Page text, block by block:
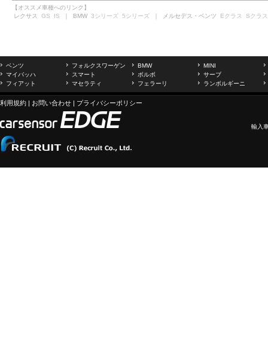
【オススメ車種へのリンク】
レクサス GS IS ｜ BMW 3シリーズ 5シリーズ ｜ メルセデス・ベンツ Eクラス Sクラス
ベンツ フォルクスワーゲン BMW
MINI
マイバッハ
スマート ボルボ
サーブ
フィアット
マセラティ フェラーリ ランボルギーニ
利用規約 | お問い合わせ | プライバシーポリシー
輸入